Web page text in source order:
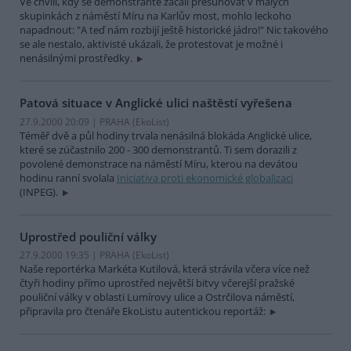
skupinkách z náměstí Míru na Karlův most, mohlo leckoho
napadnout: "A teď nám rozbijí ještě historické jádro!" Nic takového
se ale nestalo, aktivisté ukázali, že protestovat je možné i
nenásilnými prostředky.
Patová situace v Anglické ulici naštěstí vyřešena
27.9.2000 20:09 | PRAHA (EkoList)
Téměř dvě a půl hodiny trvala nenásilná blokáda Anglické ulice,
které se zúčastnilo 200 - 300 demonstrantů. Ti sem dorazili z
povolené demonstrace na náměstí Míru, kterou na devátou
hodinu ranní svolala Iniciativa proti ekonomické globalizaci
(INPEG).
Uprostřed pouliční války
27.9.2000 19:35 | PRAHA (EkoList)
Naše reportérka Markéta Kutilová, která strávila včera více než
čtyři hodiny přímo uprostřed největší bitvy včerejší pražské
pouliční války v oblasti Lumírovy ulice a Ostrčilova náměstí,
připravila pro čtenáře EkoListu autentickou reportáž: